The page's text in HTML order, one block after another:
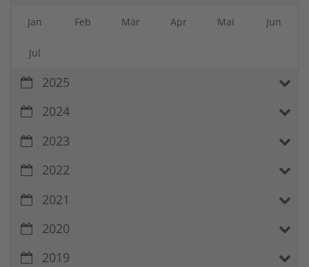
Jan Feb Mär Apr Mai Jun
Jul
2025
2024
2023
2022
2021
2020
2019